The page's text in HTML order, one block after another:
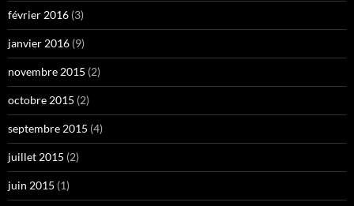
février 2016 (3)
janvier 2016 (9)
novembre 2015 (2)
octobre 2015 (2)
septembre 2015 (4)
juillet 2015 (2)
juin 2015 (1)